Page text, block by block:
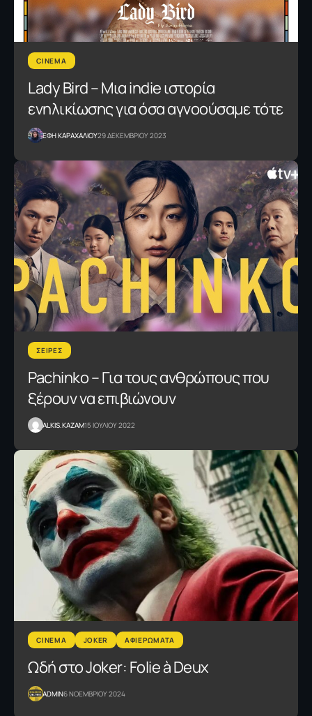
CINEMA
Lady Bird – Μια indie ιστορία
ενηλικίωσης για όσα αγνοούσαμε τότε
ΕΦΗ KΑΡΑΧΑΛΙΟΥ29 ΔΕΚΕΜΒΡΙΟΥ 2023
ΣΕΙΡΕΣ
Pachinko – Για τους ανθρώπους που
ξέρουν να επιβιώνουν
ALKIS.KAZAM15 ΙΟΥΛΙΟΥ 2022
CINEMA JOKER ΑΦΙΕΡΩΜΑΤΑ
Ωδή στο Joker: Folie à Deux
ADMIN6 ΝΟΕΜΒΡΙΟΥ 2024